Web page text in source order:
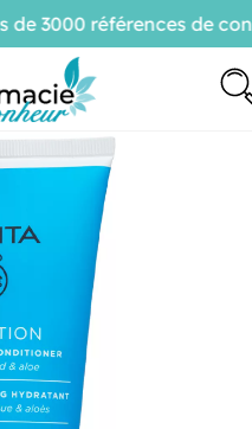
3000 références de